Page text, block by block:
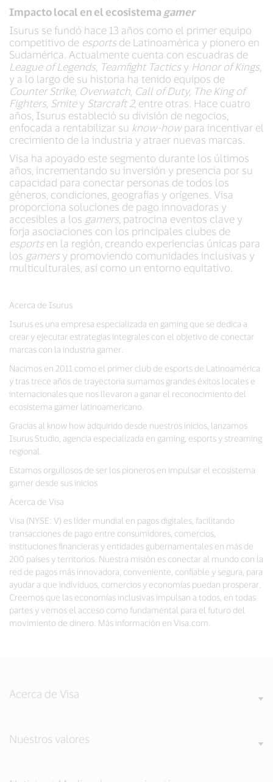
Impacto local en el ecosistema gamer
Isurus se fundó hace 13 años como el primer equipo
competitivo de esports de Latinoamérica y pionero en
Sudamérica. Actualmente cuenta con escuadras de
League of Legends, Teamfight Tactics y Honor of Kings,
y a lo largo de su historia ha tenido equipos de
Counter Strike, Overwatch, Call of Duty, The King of
Fighters, Smite y Starcraft 2, entre otras. Hace cuatro
años, Isurus estableció su división de negocios,
enfocada a rentabilizar su know-how para incentivar el
crecimiento de la industria y atraer nuevas marcas.
Visa ha apoyado este segmento durante los últimos
años, incrementando su inversión y presencia por su
capacidad para conectar personas de todos los
géneros, condiciones, geografías y orígenes. Visa
proporciona soluciones de pago innovadoras y
accesibles a los gamers, patrocina eventos clave y
forja asociaciones con los principales clubes de
esports en la región, creando experiencias únicas para
los gamers y promoviendo comunidades inclusivas y
multiculturales, así como un entorno equitativo.
Acerca de Isurus
Isurus es una empresa especializada en gaming que se dedica a
crear y ejecutar estrategias integrales con el objetivo de conectar
marcas con la industria gamer.
Nacimos en 2011 como el primer club de esports de Latinoamérica
y tras trece años de trayectoria sumamos grandes éxitos locales e
internacionales que nos llevaron a ganar el reconocimiento del
ecosistema gamer latinoamericano.
Gracias al know how adquirido desde nuestros inicios, lanzamos
Isurus Studio, agencia especializada en gaming, esports y streaming
regional.
Estamos orgullosos de ser los pioneros en impulsar el ecosistema
gamer desde sus inicios
Acerca de Visa
Visa (NYSE: V) es líder mundial en pagos digitales, facilitando
transacciones de pago entre consumidores, comercios,
instituciones financieras y entidades gubernamentales en más de
200 países y territorios. Nuestra misión es conectar al mundo con la
red de pagos más innovadora, conveniente, confiable y segura, para
ayudar a que individuos, comercios y economías puedan prosperar.
Creemos que las economías inclusivas impulsan a todos, en todas
partes y vemos el acceso como fundamental para el futuro del
movimiento de dinero. Más información en Visa.com.
Acerca de Visa
Nuestros valores